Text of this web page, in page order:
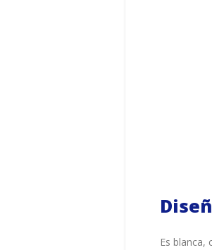
Es blanca,